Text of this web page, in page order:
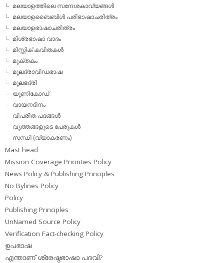
മലയാളത്തിലെ സന്ദേശകാവ്യങ്ങള്‍
മലയാളബൈബിള്‍ പരിഭാഷാചരിത്രം
മലയാളഭാഷാചരിത്രം
മിശ്രഭാഷാ വാദം
മിസ്റ്റിക് കവിതകള്‍
മുക്തകം
മൂലദ്രാവിഡഭാഷ
മൂലഭദ്രി
യൂണികോഡ്
വായനദിനം
വിപരീത പദങ്ങള്‍
വൃത്തങ്ങളുടെ പേരുകള്‍
സന്ധി (വ്യാകരണം)
Mast head
Mission Coverage Priorities Policy
News Policy & Publishing Principles
No Bylines Policy
Policy
Publishing Principles
UnNamed Source Policy
Verification Fact-checking Policy
ഉപഭാഷ
എന്താണ് ശ്രേഷ്ഠഭാഷാ പദവി?